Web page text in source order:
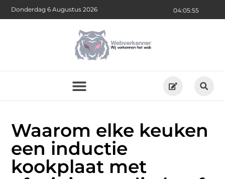
04:05:57
Donderdag 6 Augustus 2026
Waarom elke keuken
een inductie
kookplaat met